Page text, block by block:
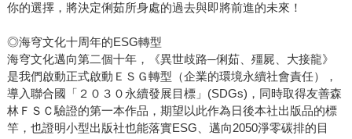
你的選擇，將決定俐茹所身處的過去與即將前進的未來！
◎海穹文化十周年的ESG轉型
海穹文化邁向第二個十年，《異世歧路─俐茹、殭屍、大接龍》
是我們啟動正式啟動ＥＳＧ轉型（企業的環境永續社會責任），
導入聯合國「２０３０永續發展目標」(SDGs)，同時取得友善森
林ＦＳＣ驗證的第一本作品，期望以此作為日後本社出版品的標
竿，也證明小型出版社也能落實ESG、邁向2050淨零碳排的目